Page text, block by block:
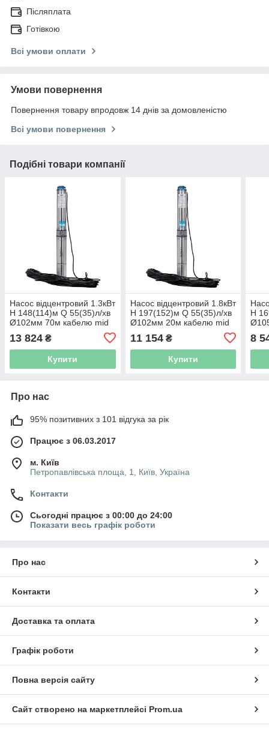
Післяплата
Готівкою
Всі умови оплати
Умови повернення
Повернення товару впродовж 14 днів за домовленістю
Всі умови повернення
Подібні товари компанії
Насос відцентровий 1.3кВт
H 148(114)м Q 55(35)л/хв
Ø102мм 70м кабелю mid
AQUATICA 4QJED3-21-1.3
(778446)
13 824 ₴
Купити
Насос відцентровий 1.8кВт
H 197(152)м Q 55(35)л/хв
Ø102мм 20м кабелю mid
AQUATICA 4QJED3-28-1.8
(778448)
11 154₴
Купити
H
8
Про нас
95% позитивних з 101 відгука за рік
Працює з 06.03.2017
м. Київ
Петропавлівська площа, 1, Київ, Україна
Контакти
Сьогодні працює з 00:00 до 24:00
Показати весь графік роботи
Про нас
Контакти
Доставка та оплата
Графік роботи
Повна версія сайту
Сайт створено на маркетплейсі Prom.ua